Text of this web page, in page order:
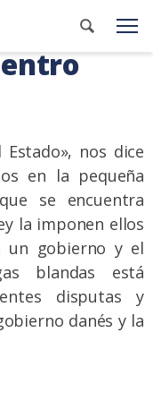
Buscar
nos dice
en la pequeña
se encuentra
la imponen ellos
un gobierno y el
blandas está
disputas y
danés y la